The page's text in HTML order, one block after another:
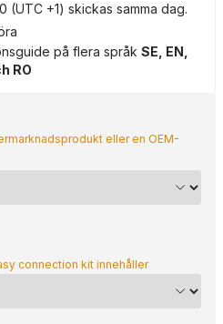
(UTC +1) skickas samma dag.
på flera språk SE, EN,
RO
eller en OEM-
connection kit innehåller